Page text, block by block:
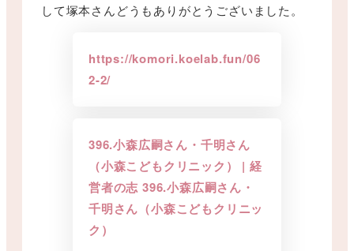
して塚本さんどうもありがとうございました。
https://komori.koelab.fun/06
2-2/
396.小森広嗣さん・千明さん
（小森こどもクリニック） | 経
営者の志 396.小森広嗣さん・
千明さん（小森こどもクリニッ
ク）